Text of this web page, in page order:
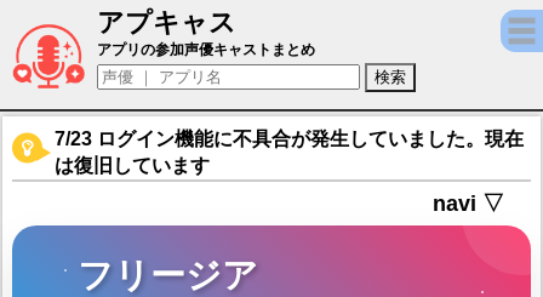
アプキャス
フリージア（声優：原奈津子)【アリスフィ
アプリの参加声優キャストまとめ
7/23 ログイン機能に不具合が発生していました。現在
は復旧しています
navi ▽
フリージア